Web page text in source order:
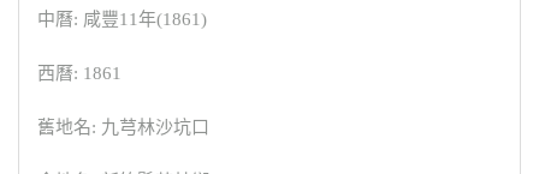
中曆: 咸豐11年(1861)
西曆: 1861
舊地名: 九芎林沙坑口